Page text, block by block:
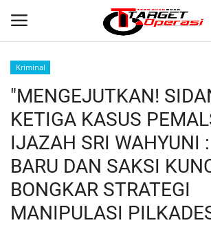
Home
Contact
NASIONAL
Kriminal
"MENGEJUTKAN!
KETIGA KASUS
IJAZAH SRI WAHYUNI
BARU DAN SAKSI
BONGKAR STRATEGI
MANIPULASI